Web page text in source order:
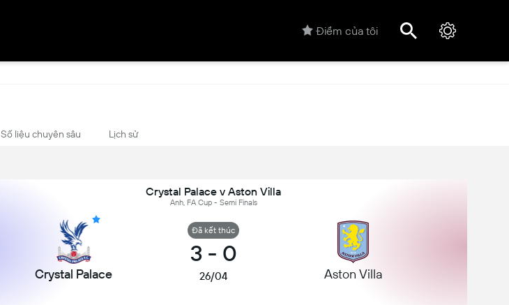
Điểm của tôi
Số liệu chuyên sâu Lịch sử
Crystal Palace v Aston Villa
Anh, FA Cup - Semi Finals
Crystal Palace
Đã kết thúc
3 - 0
26/04 Aston Villa